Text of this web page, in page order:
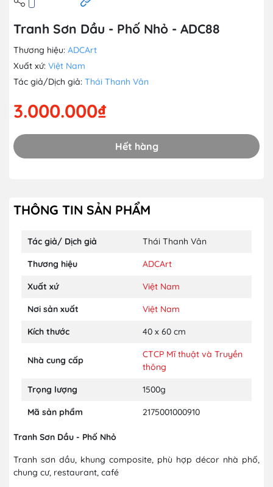
Tranh Sơn Dầu - Phố Nhỏ - ADC88
Thương hiệu: ADCArt
Xuất xứ: Việt Nam
Tác giả/Dịch giả: Thái Thanh Vân
3.000.000₫
Hết hàng
THÔNG TIN SẢN PHẨM
Tác giả/ Dịch giả Thái Thanh Vân
Thương hiệu ADCArt
Xuất xứ Việt Nam
Nơi sản xuất Việt Nam
Kích thước 40 x 60 cm
Nhà cung cấp
CTCP Mĩ thuật và Truyền
thông
Trọng lượng 1500g
Mã sản phẩm 2175001000910
Tranh Sơn Dầu - Phố Nhỏ
Tranh sơn dầu, khung composite, phù hợp décor nhà phố,
chung cư, restaurant, café